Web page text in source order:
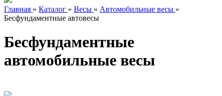
Главная » Каталог » Весы » Автомобильные весы »
Бесфундаментные автовесы
Бесфундаментные
автомобильные весы